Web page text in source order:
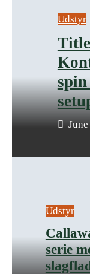
Udstyr
Udstyr
serie